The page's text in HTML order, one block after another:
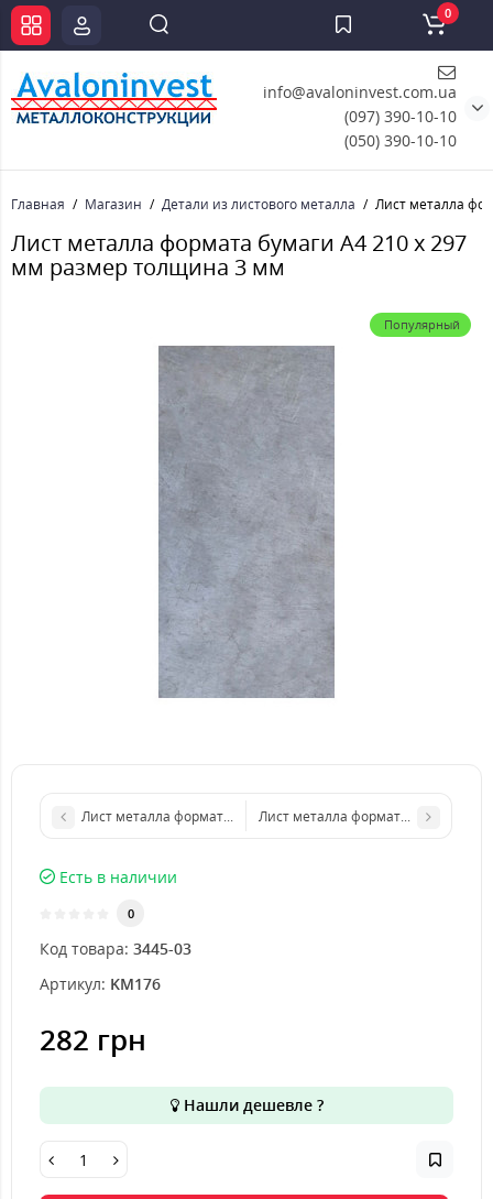
info@avaloninvest.com.ua
(097) 390-10-10
(050) 390-10-10
0
Главная Магазин Детали из листового металла Лист металла
Лист металла формата бумаги А4 210 х 297
мм размер толщина 3 мм
Популярный
Лист металла формата бумаги А3 297 х 420 мм размер
Лист металла формата бумаги А5
Есть в наличии
0
Код товара: 3445-03
Артикул: KM176
282 грн
Нашли дешевле ?